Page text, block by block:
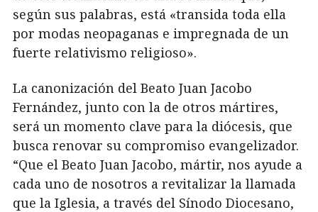
según sus palabras, está «transida toda ella
por modas neopaganas e impregnada de un
fuerte relativismo religioso».
La canonización del Beato Juan Jacobo
Fernández, junto con la de otros mártires,
será un momento clave para la diócesis, que
busca renovar su compromiso evangelizador.
“Que el Beato Juan Jacobo, mártir, nos ayude a
cada uno de nosotros a revitalizar la llamada
que la Iglesia, a través del Sínodo Diocesano,